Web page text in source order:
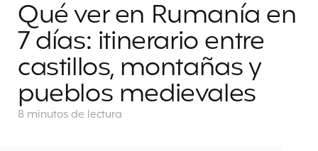
Qué ver en Rumanía en
7 días: itinerario entre
castillos, montañas y
pueblos medievales
8 minutosde lectura